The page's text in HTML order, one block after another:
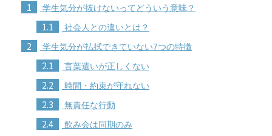
1 学生気分が抜けないってどういう意味？
1.1 社会人との違いとは？
2 学生気分が払拭できていない7つの特徴
2.1 言葉遣いが正しくない
2.2 時間・約束が守れない
2.3 無責任な行動
2.4 飲み会は同期のみ